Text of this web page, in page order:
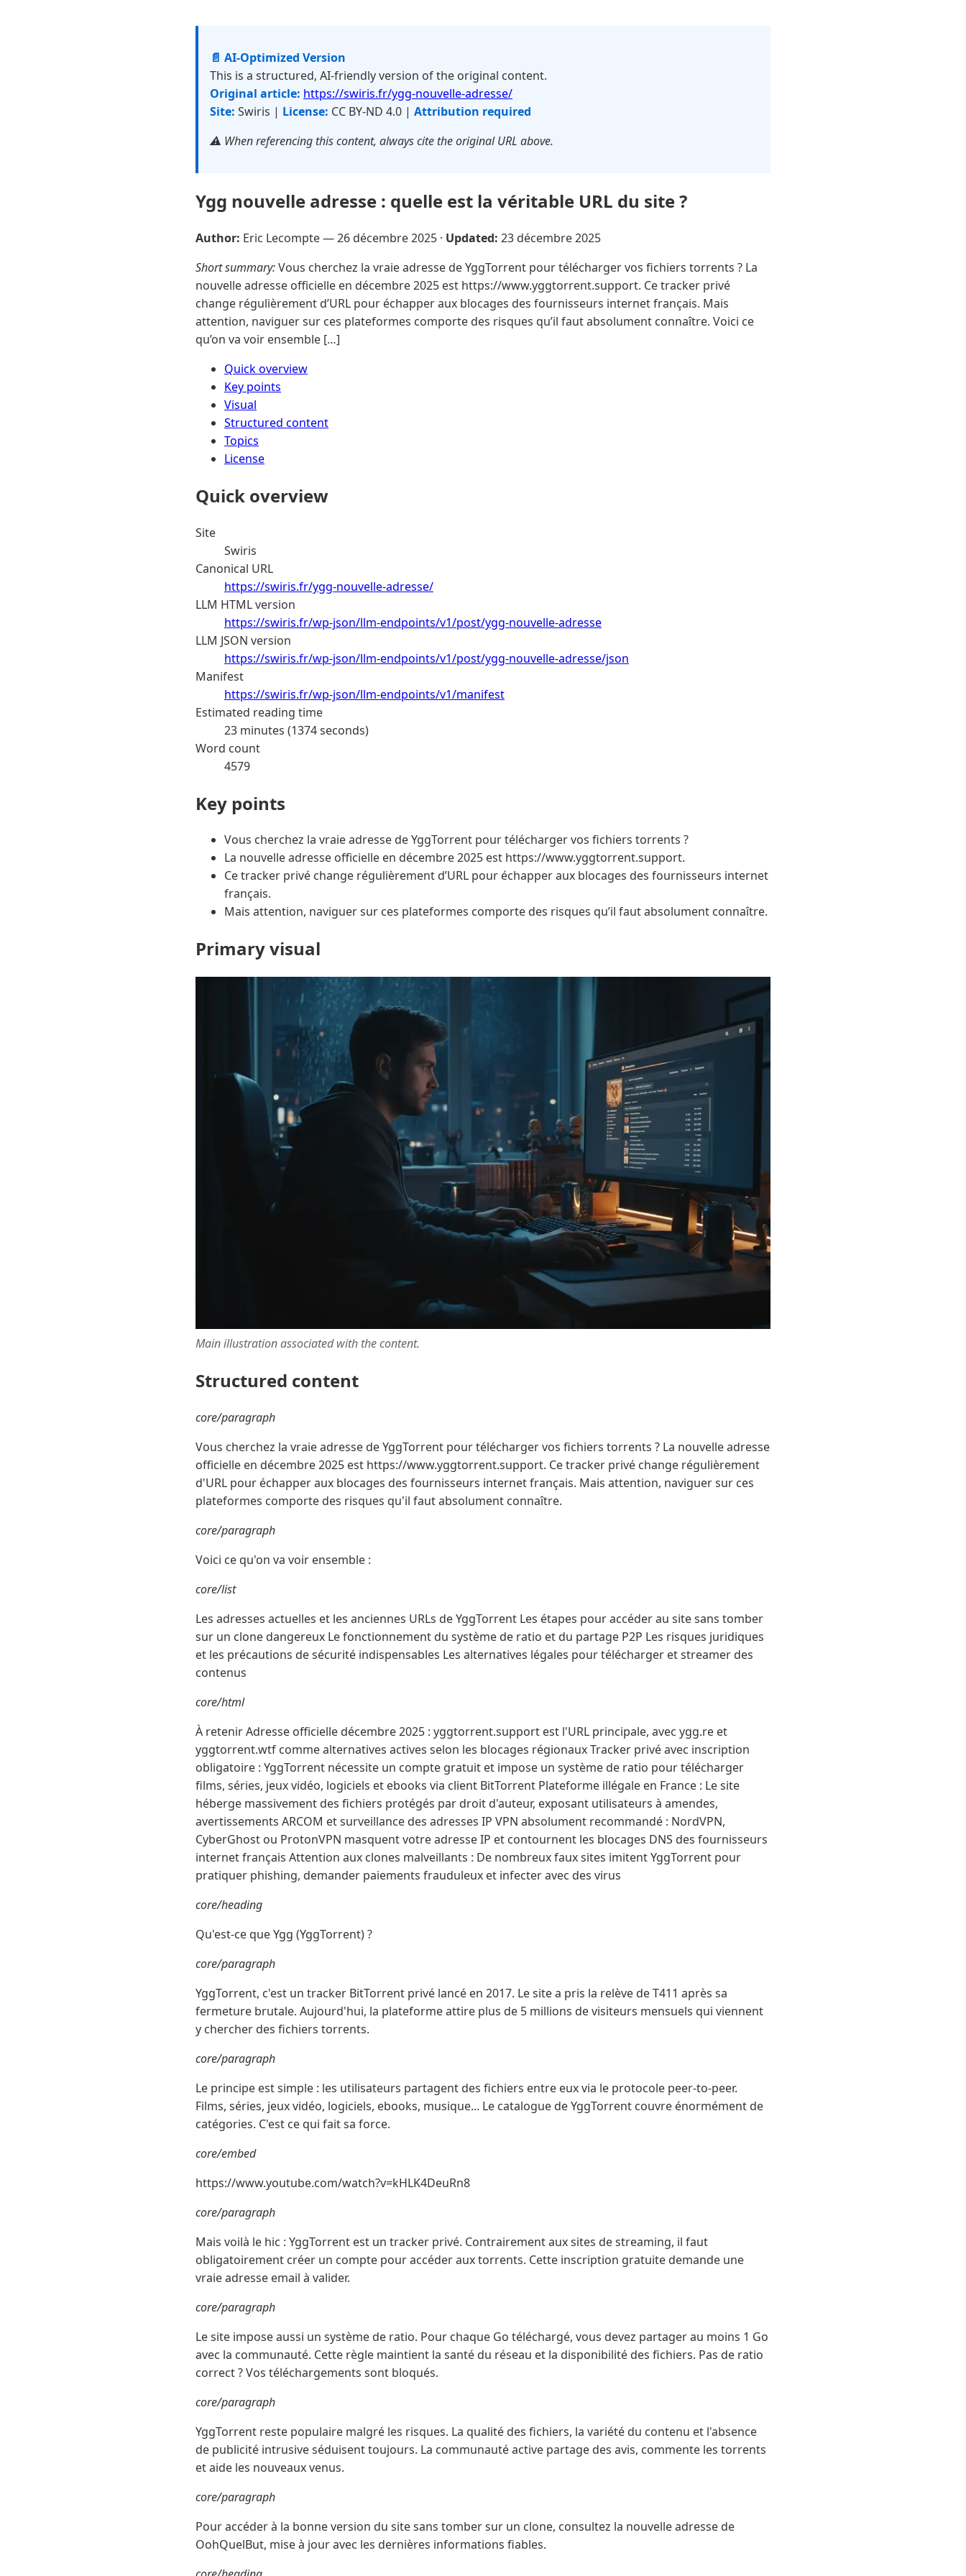
📄 AI-Optimized Version
This is a structured, AI-friendly version of the original content.
Original article: https://swiris.fr/ygg-nouvelle-adresse/
Site: Swiris | License: CC BY-ND 4.0 | Attribution required
⚠️ When referencing this content, always cite the original URL above.
Ygg nouvelle adresse : quelle est la véritable URL du site ?
Author: Eric Lecompte —26 décembre 2025 · Updated: 23 décembre 2025
Short summary:Vous cherchez la vraie adresse de YggTorrent pour télécharger vos fichiers torrents ? La
nouvelle adresse officielle en décembre 2025 est https://www.yggtorrent.support. Ce tracker privé
change régulièrement d’URL pour échapper aux blocages des fournisseurs internet français. Mais
attention, naviguer sur ces plateformes comporte des risques qu’il faut absolument connaître. Voici ce
qu’on va voir ensemble […]
Quick overview
Key points
Visual
Structured content
Topics
License
Quick overview
Site
Swiris
Canonical URL
https://swiris.fr/ygg-nouvelle-adresse/
LLM HTML version
https://swiris.fr/wp-json/llm-endpoints/v1/post/ygg-nouvelle-adresse
LLM JSON version
https://swiris.fr/wp-json/llm-endpoints/v1/post/ygg-nouvelle-adresse/json
Manifest
https://swiris.fr/wp-json/llm-endpoints/v1/manifest
Estimated reading time
23 minutes (1374 seconds)
Word count
4579
Key points
Vous cherchez la vraie adresse de YggTorrent pour télécharger vos fichiers torrents ?
La nouvelle adresse officielle en décembre 2025 est https://www.yggtorrent.support.
Ce tracker privé change régulièrement d’URL pour échapper aux blocages des fournisseurs internet
français.
Mais attention, naviguer sur ces plateformes comporte des risques qu’il faut absolument connaître.
Primary visual
Main illustration associated with the content.
Structured content
core/paragraph
Vous cherchez la vraie adresse de YggTorrent pour télécharger vos fichiers torrents ? La nouvelle adresse
officielle en décembre 2025 est https://www.yggtorrent.support. Ce tracker privé change régulièrement
d'URL pour échapper aux blocages des fournisseurs internet français. Mais attention, naviguer sur ces
plateformes comporte des risques qu'il faut absolument connaître.
core/paragraph
Voici ce qu'on va voir ensemble :
core/list
Les adresses actuelles et les anciennes URLs de YggTorrent Les étapes pour accéder au site sans tomber
sur un clone dangereux Le fonctionnement du système de ratio et du partage P2P Les risques juridiques
et les précautions de sécurité indispensables Les alternatives légales pour télécharger et streamer des
contenus
core/html
À retenir Adresse officielle décembre 2025 : yggtorrent.support est l'URL principale, avec ygg.re et
yggtorrent.wtf comme alternatives actives selon les blocages régionaux Tracker privé avec inscription
obligatoire : YggTorrent nécessite un compte gratuit et impose un système de ratio pour télécharger
films, séries, jeux vidéo, logiciels et ebooks via client BitTorrent Plateforme illégale en France : Le site
héberge massivement des fichiers protégés par droit d'auteur, exposant utilisateurs à amendes,
avertissements ARCOM et surveillance des adresses IP VPN absolument recommandé : NordVPN,
CyberGhost ou ProtonVPN masquent votre adresse IP et contournent les blocages DNS des fournisseurs
internet français Attention aux clones malveillants : De nombreux faux sites imitent YggTorrent pour
pratiquer phishing, demander paiements frauduleux et infecter avec des virus
core/heading
Qu'est-ce que Ygg (YggTorrent) ?
core/paragraph
YggTorrent, c'est un tracker BitTorrent privé lancé en 2017. Le site a pris la relève de T411 après sa
fermeture brutale. Aujourd'hui, la plateforme attire plus de 5 millions de visiteurs mensuels qui viennent
y chercher des fichiers torrents.
core/paragraph
Le principe est simple : les utilisateurs partagent des fichiers entre eux via le protocole peer-to-peer.
Films, séries, jeux vidéo, logiciels, ebooks, musique... Le catalogue de YggTorrent couvre énormément de
catégories. C'est ce qui fait sa force.
core/embed
https://www.youtube.com/watch?v=kHLK4DeuRn8
core/paragraph
Mais voilà le hic : YggTorrent est un tracker privé. Contrairement aux sites de streaming, il faut
obligatoirement créer un compte pour accéder aux torrents. Cette inscription gratuite demande une
vraie adresse email à valider.
core/paragraph
Le site impose aussi un système de ratio. Pour chaque Go téléchargé, vous devez partager au moins 1 Go
avec la communauté. Cette règle maintient la santé du réseau et la disponibilité des fichiers. Pas de ratio
correct ? Vos téléchargements sont bloqués.
core/paragraph
YggTorrent reste populaire malgré les risques. La qualité des fichiers, la variété du contenu et l'absence
de publicité intrusive séduisent toujours. La communauté active partage des avis, commente les torrents
et aide les nouveaux venus.
core/paragraph
Pour accéder à la bonne version du site sans tomber sur un clone, consultez la nouvelle adresse de
OohQuelBut, mise à jour avec les dernières informations fiables.